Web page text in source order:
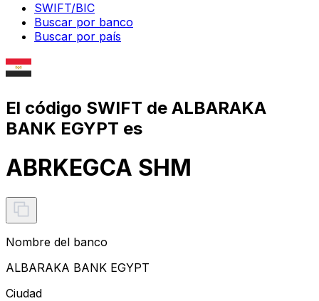
SWIFT/BIC
Buscar por banco
Buscar por país
El código SWIFT de ALBARAKA
BANK EGYPT es
ABRKEGCA SHM
Nombre del banco
ALBARAKA BANK EGYPT
Ciudad